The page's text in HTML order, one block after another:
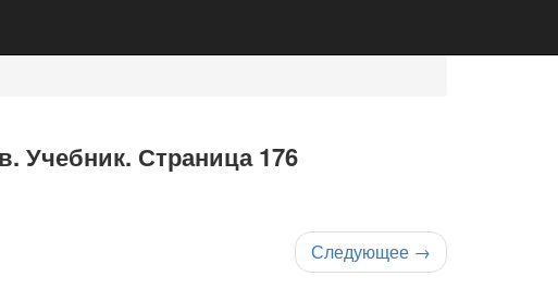
Учебник. Страница 176
Следующее →